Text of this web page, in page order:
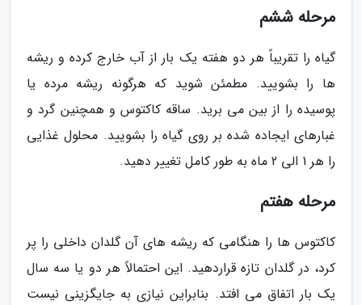
مرحله ششم
گیاه را تقریباً هر دو هفته یک بار از آب خارج کرده و ریشه
ها را بشویید. مطمئن شوید که هرگونه ریشه مرده یا
پوسیده را از بین می برید. ساقه کاکتوس و همچنین گرد و
غبارهای ایجاده شده بر روی گیاه را بشویید. محلول غذایی
را هر 1 الی 2 ماه به طور کامل تغییر دهید.
مرحله هفتم
کاکتوس ها را هنگامی که ریشه های آن گلدان داخلی را پر
کرد، در گلدان تازه قراردهید. این احتمالاً هر دو یا سه سال
یک بار اتفاق می افتد. بنابراین نیازی به جایگزینی نیست